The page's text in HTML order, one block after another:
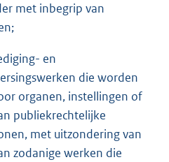
met inbegrip van
en
die worden
organen, instellingen of
publiekrechtelijke
met uitzondering van
zodanige werken die